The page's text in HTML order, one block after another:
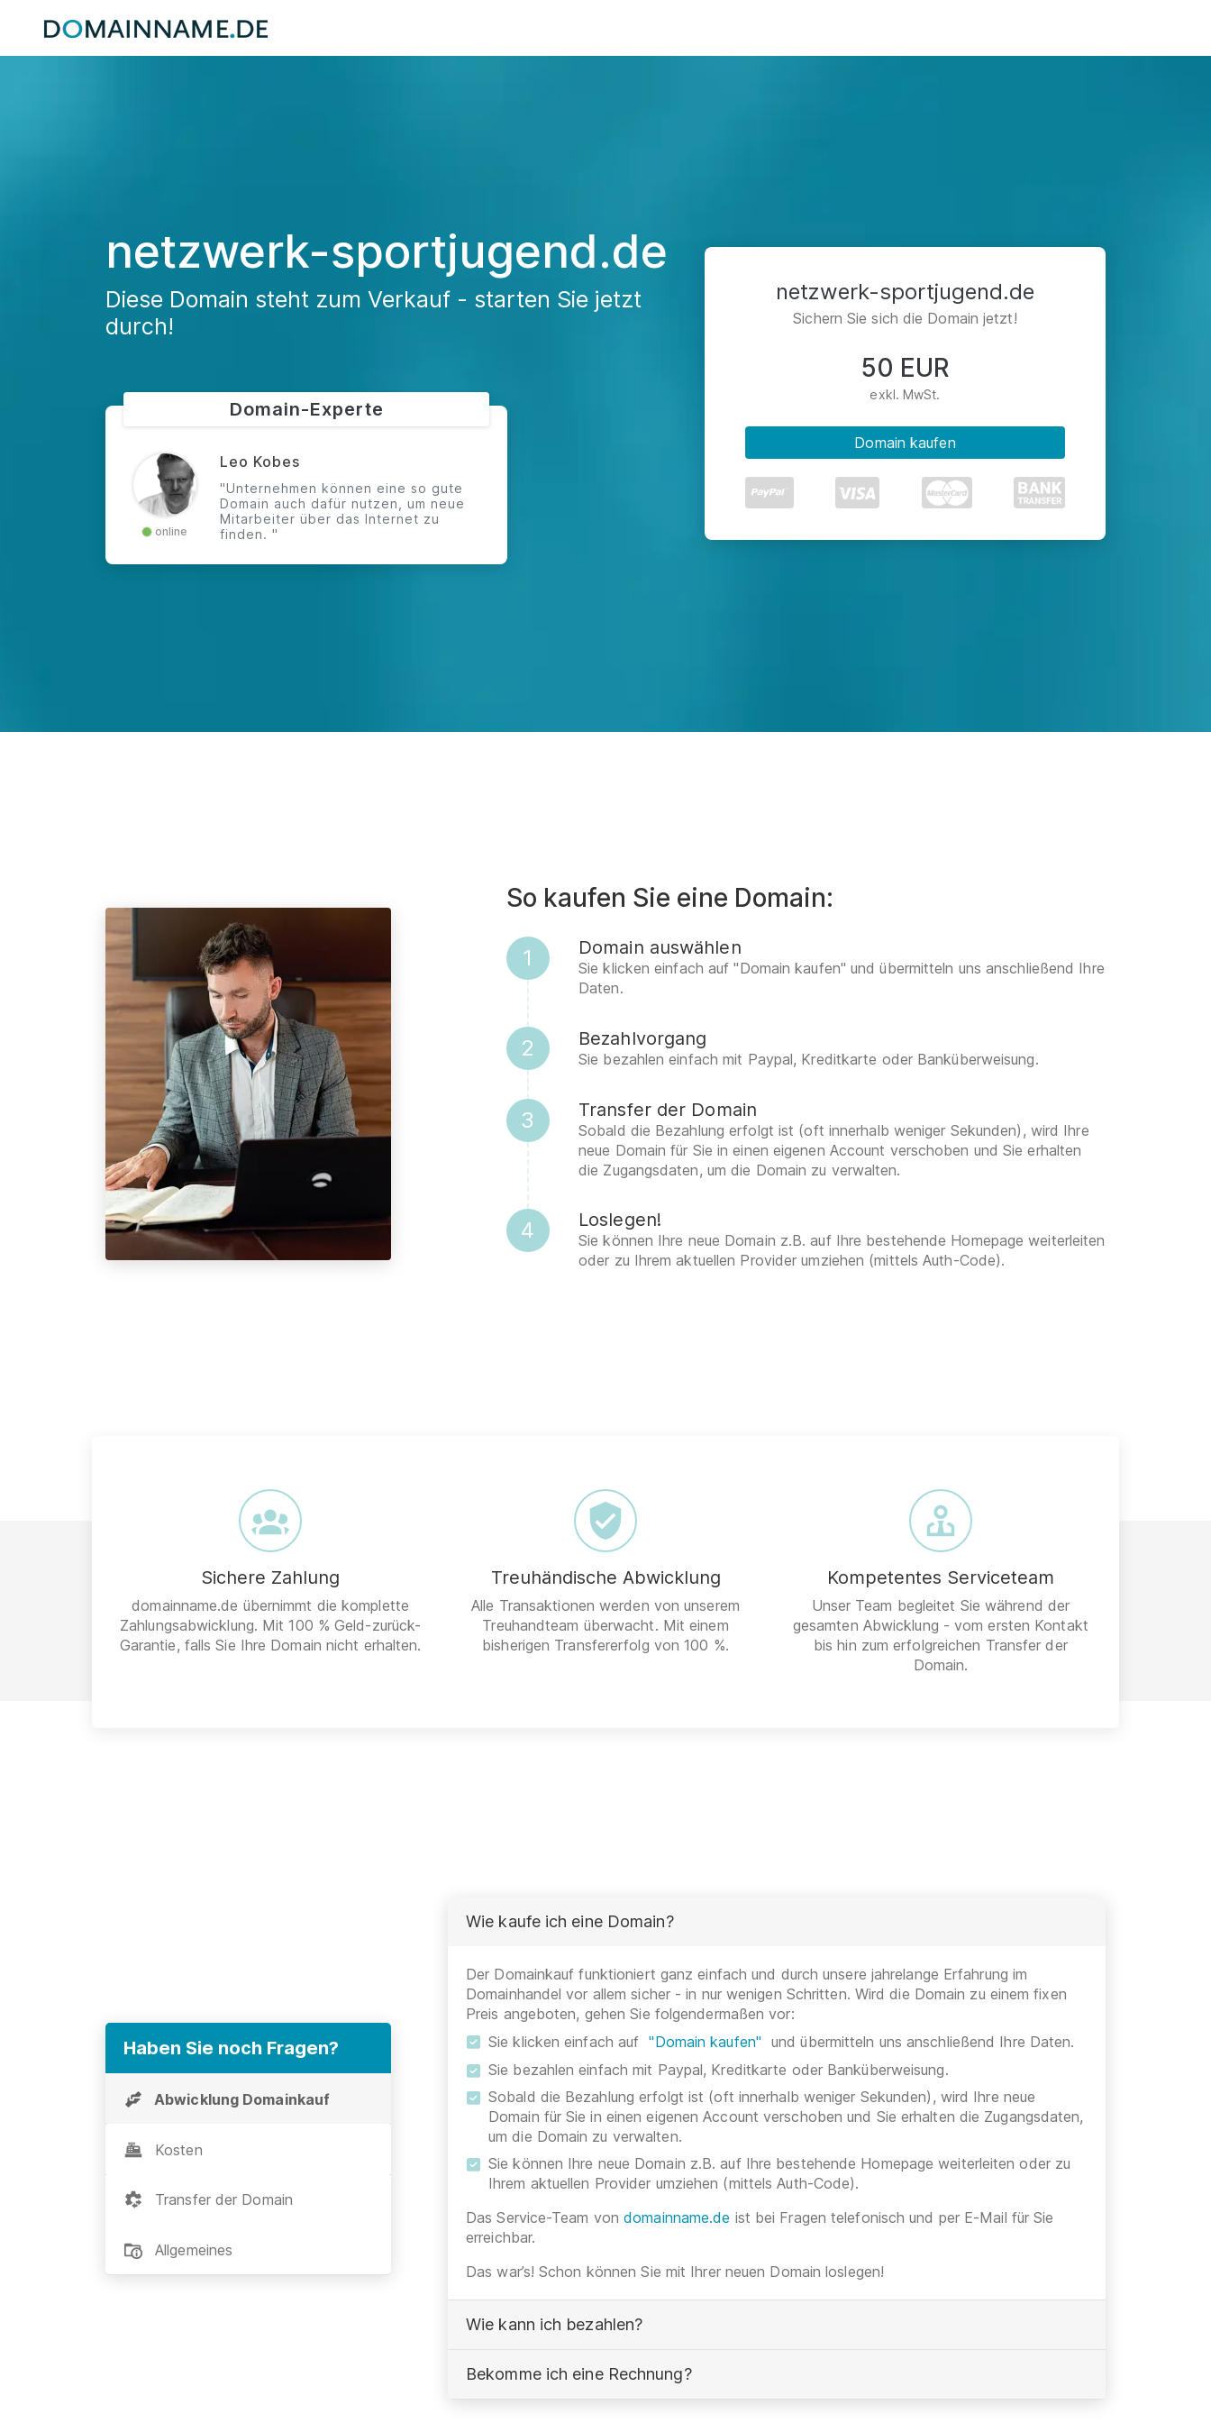
netzwerk-sportjugend.de
Diese Domain steht zum Verkauf - starten Sie jetzt
durch!
Domain-Experte
online
Leo Kobes
"Unternehmen können eine so gute
Domain auch dafür nutzen, um neue
Mitarbeiter über das Internet zu
finden. "
netzwerk-sportjugend.de
Sichern Sie sich die Domain jetzt!
50 EUR
exkl. MwSt.
Domain kaufen
So kaufen Sie eine Domain:
1 Domain auswählen
Sie klicken einfach auf "Domain kaufen" und übermitteln uns anschließend Ihre
Daten.
2 Bezahlvorgang
Sie bezahlen einfach mit Paypal, Kreditkarte oder Banküberweisung.
3 Transfer der Domain
Sobald die Bezahlung erfolgt ist (oft innerhalb weniger Sekunden), wird Ihre
neue Domain für Sie in einen eigenen Account verschoben und Sie erhalten
die Zugangsdaten, um die Domain zu verwalten.
4 Loslegen!
Sie können Ihre neue Domain z.B. auf Ihre bestehende Homepage weiterleiten
oder zu Ihrem aktuellen Provider umziehen (mittels Auth-Code).
Sichere Zahlung
domainname.de übernimmt die komplette
Zahlungsabwicklung. Mit 100 % Geld-zurück-
Garantie, falls Sie Ihre Domain nicht erhalten.
Treuhändische Abwicklung
Alle Transaktionen werden von unserem
Treuhandteam überwacht. Mit einem
bisherigen Transfererfolg von 100 %.
Kompetentes Serviceteam
Unser Team begleitet Sie während der
gesamten Abwicklung - vom ersten Kontakt
bis hin zum erfolgreichen Transfer der
Domain.
Haben Sie noch Fragen?
Abwicklung Domainkauf
Kosten
Transfer der Domain
Allgemeines
Wie kaufe ich eine Domain?
Der Domainkauf funktioniert ganz einfach und durch unsere jahrelange Erfahrung im
Domainhandel vor allem sicher - in nur wenigen Schritten. Wird die Domain zu einem fixen
Preis angeboten, gehen Sie folgendermaßen vor:
Sie klicken einfach auf "Domain kaufen" und übermitteln uns anschließend Ihre Daten.
Sie bezahlen einfach mit Paypal, Kreditkarte oder Banküberweisung.
Sobald die Bezahlung erfolgt ist (oft innerhalb weniger Sekunden), wird Ihre neue
Domain für Sie in einen eigenen Account verschoben und Sie erhalten die Zugangsdaten,
um die Domain zu verwalten.
Sie können Ihre neue Domain z.B. auf Ihre bestehende Homepage weiterleiten oder zu
Ihrem aktuellen Provider umziehen (mittels Auth-Code).
Das Service-Team vondomainname.de ist bei Fragen telefonisch und per E-Mail für Sie
erreichbar.
Das war’s! Schon können Sie mit Ihrer neuen Domain loslegen!
Wie kann ich bezahlen?
Bekomme ich eine Rechnung?